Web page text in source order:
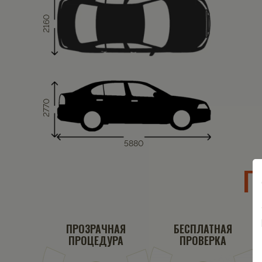
5880
2770
2160
ПРОЗРАЧНАЯ
ПРОЦЕДУРА
БЕСПЛАТНАЯ
ПРОВЕРКА